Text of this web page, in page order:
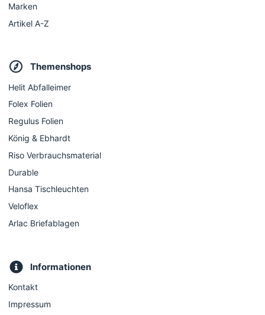
Marken
Artikel A-Z
Themenshops
Helit Abfalleimer
Folex Folien
Regulus Folien
König & Ebhardt
Riso Verbrauchsmaterial
Durable
Hansa Tischleuchten
Veloflex
Arlac Briefablagen
Informationen
Kontakt
Impressum